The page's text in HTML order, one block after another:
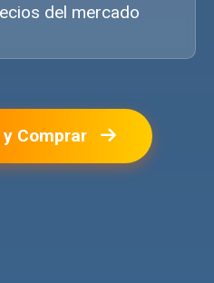
del mercado
Comprar